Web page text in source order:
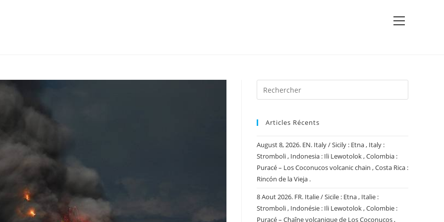
View
Articles Récents
August 8, 2026. EN. Italy / Sicily : Etna , Italy :
Stromboli , Indonesia : Ili Lewotolok , Colombia :
Puracé – Los Coconucos volcanic chain , Costa Rica :
Rincón de la Vieja .
8 Aout 2026. FR. Italie / Sicile : Etna , Italie :
Stromboli , Indonésie : Ili Lewotolok , Colombie :
Puracé – Chaîne volcanique de Los Coconucos ,